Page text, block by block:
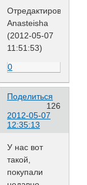
Отредактировано
Anasteisha
(2012-05-07
11:51:53)
0
Поделиться
126
2012-05-07
12:35:13
У нас вот
такой,
покупали